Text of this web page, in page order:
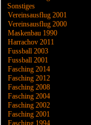
Sonstiges
Vereinsausflug 2001
Vereinsausflug 2000
Maskenbau 1990
Harrachov 2011
Fussball 2003
Fussball 2001
Fasching 2014
Fasching 2012
Fasching 2008
Fasching 2004
Fasching 2002
Fasching 2001
Fasching 1994